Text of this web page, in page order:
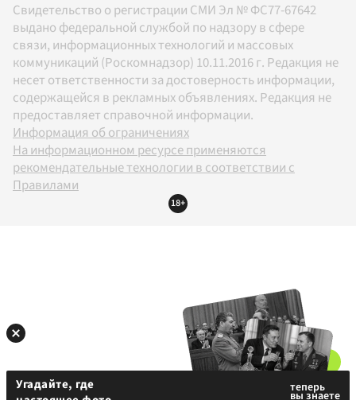
Свидетельство о регистрации СМИ Эл № ФС77-67642
выдано федеральной службой по надзору в сфере
связи, информационных технологий и массовых
коммуникаций (Роскомнадзор) 10.11.2016 г. Редакция не
несет ответственности за достоверность информации,
содержащейся в рекламных объявлениях. Редакция не
предоставляет справочной информации.
Информация об ограничениях
На информационном ресурсе применяются
рекомендательные технологии в соответствии с
Правилами
18+
Угадайте, где